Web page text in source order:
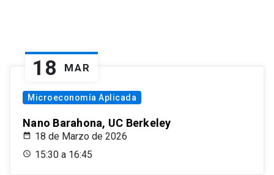
18 MAR
Microeconomía Aplicada
Nano Barahona, UC Berkeley
18 de Marzo de 2026
15:30 a 16:45